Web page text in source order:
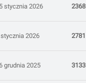
stycznia 2026 2368
stycznia 2026 2781
grudnia 2025 3133